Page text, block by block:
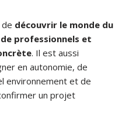
de découvrir le monde du
professionnels et
. Il est aussi
en autonomie, de
environnement et de
un projet